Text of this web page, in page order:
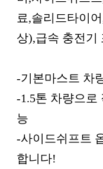
료,솔리드타이
상),급속 충전기
-기본마스트 차
-1.5톤 차량으로
능
-사이드쉬프트
합니다!